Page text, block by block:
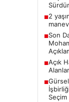
■2
■Son
■Açık
■Gürsel